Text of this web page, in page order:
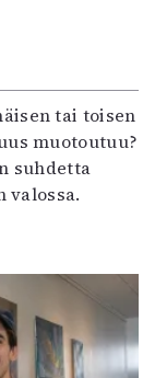
tai toisen
muotoutuu?
suhdetta
valossa.